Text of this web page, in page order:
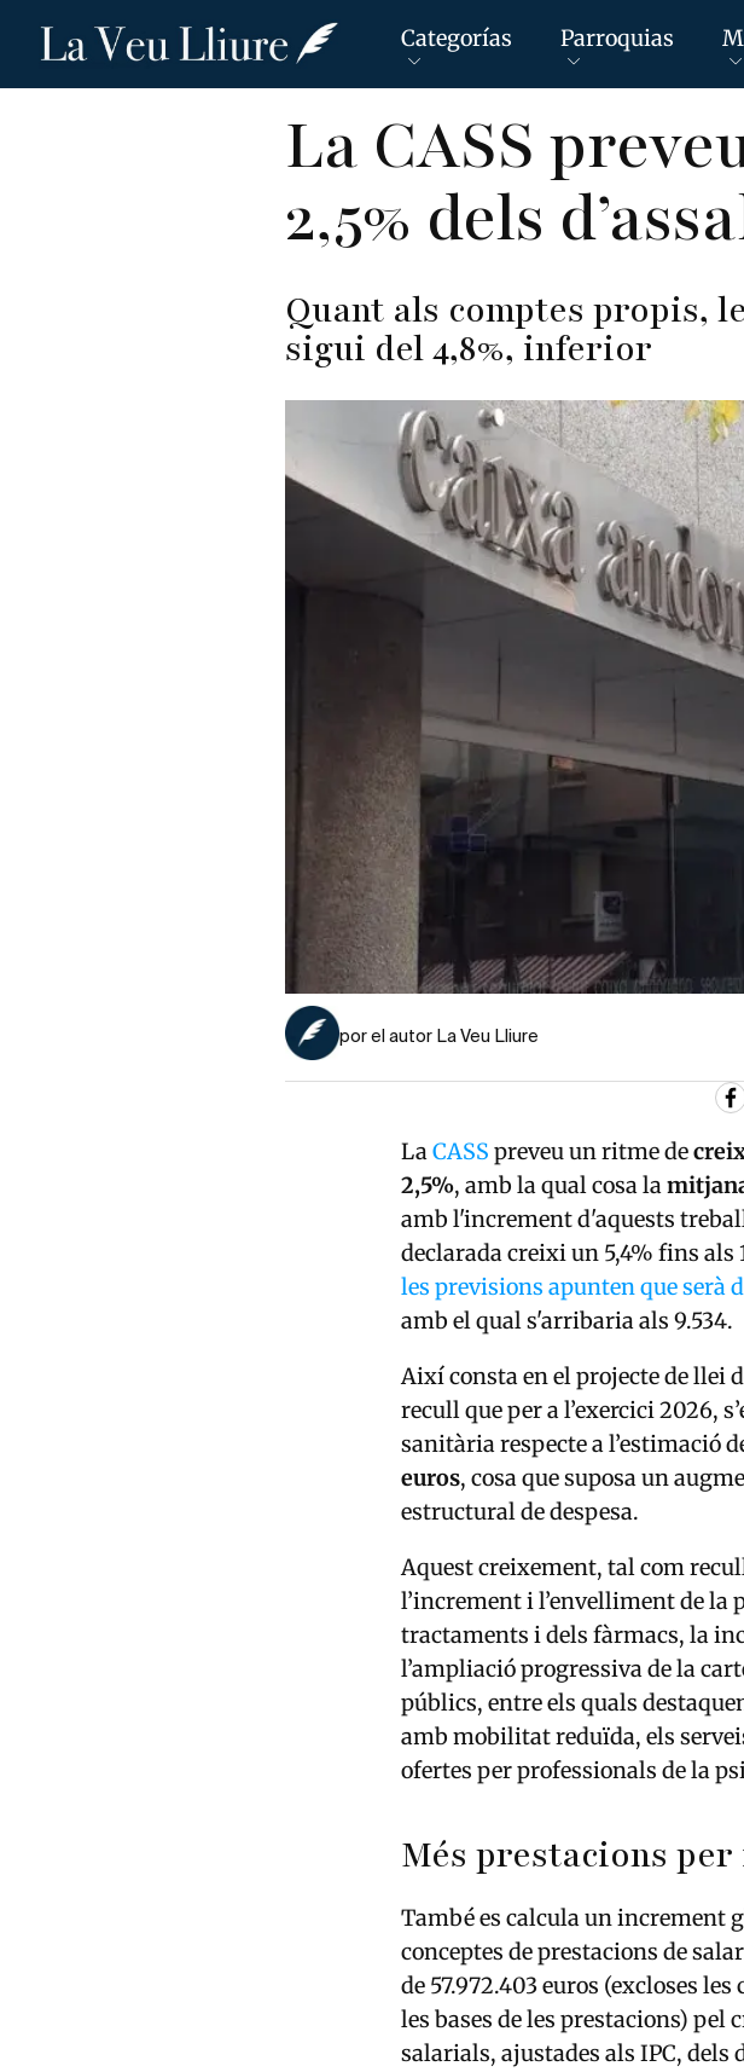
Pasar
Categorías Parroquias
La CASS
2,5% dels
Quant als comptes propis,
sigui del 4,8%, inferior
por el autor La Veu Lliure
La CASS preveu un ritme de
2,5%, amb la qual cosa la
amb l'increment d'aquests
declarada creixi un 5,4% fins als
les previsions apunten que serà
amb el qual s'arribaria als 9.534.
Així consta en el projecte de llei
recull que per a l’exercici 2026,
sanitària respecte a l’estimació
euros, cosa que suposa un
estructural de despesa.
Aquest creixement, tal com
l’increment i l’envelliment de la
tractaments i dels fàrmacs, la
l’ampliació progressiva de la
públics, entre els quals
amb mobilitat reduïda, els
ofertes per professionals de la
Més prestacions
També es calcula un increment
conceptes de prestacions de
de 57.972.403 euros (excloses
les bases de les prestacions) pel
salarials, ajustades als IPC, dels